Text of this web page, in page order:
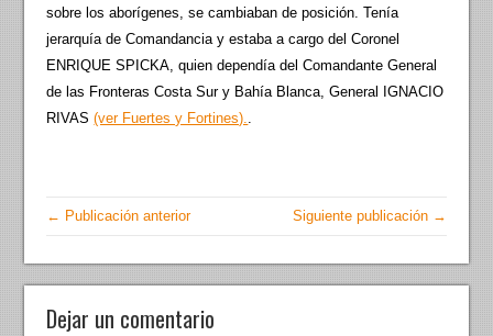
sobre los aborígenes, se cambiaban de posición. Tenía
jerarquía de Comandancia y estaba a cargo del Coronel
ENRIQUE SPICKA, quien dependía del Comandante General
de las Fronteras Costa Sur y Bahía Blanca, General IGNACIO
RIVAS(ver Fuertes y Fortines)..
← Publicación anterior Siguiente publicación →
Dejar un comentario